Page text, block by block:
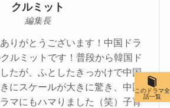
クルミット
編集長
りがとうございます！中国ドラ
ルミットです！普段から韓国ド
たが、ふとしたきっかけで中国
にスケールが大きに驚き、中国
マにもハマりました（笑）子育
このドラマ全
話一覧